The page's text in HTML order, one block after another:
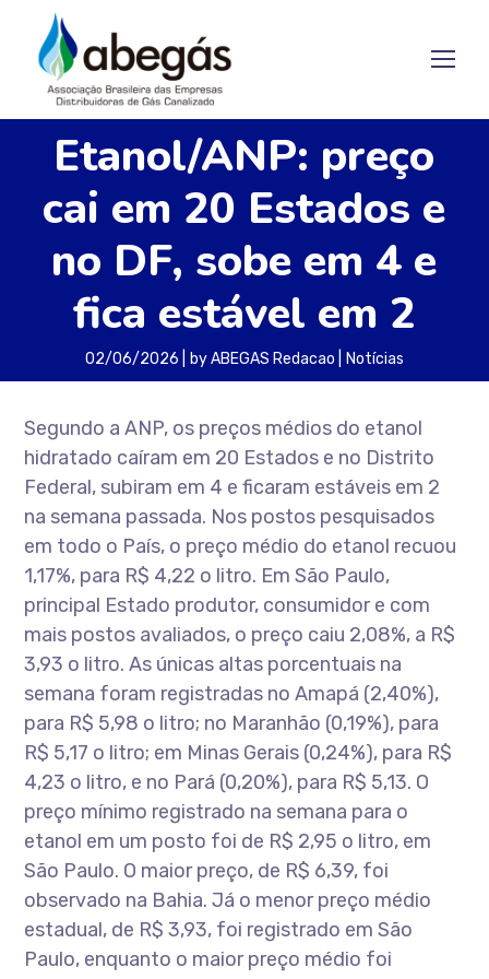
Etanol/ANP: preço
cai em 20 Estados e
no DF, sobe em 4 e
fica estável em 2
02/06/2026 byABEGAS Redacao Notícias
Segundo a ANP, os preços médios do etanol
hidratado caíram em 20 Estados e no Distrito
Federal, subiram em 4 e ficaram estáveis em 2
na semana passada. Nos postos pesquisados
em todo o País, o preço médio do etanol recuou
1,17%, para R$ 4,22 o litro. Em São Paulo,
principal Estado produtor, consumidor e com
mais postos avaliados, o preço caiu 2,08%, a R$
3,93 o litro. As únicas altas porcentuais na
semana foram registradas no Amapá (2,40%),
para R$ 5,98 o litro; no Maranhão (0,19%), para
R$ 5,17 o litro; em Minas Gerais (0,24%), para R$
4,23 o litro, e no Pará (0,20%), para R$ 5,13. O
preço mínimo registrado na semana para o
etanol em um posto foi de R$ 2,95 o litro, em
São Paulo. O maior preço, de R$ 6,39, foi
observado na Bahia. Já o menor preço médio
estadual, de R$ 3,93, foi registrado em São
Paulo, enquanto o maior preço médio foi